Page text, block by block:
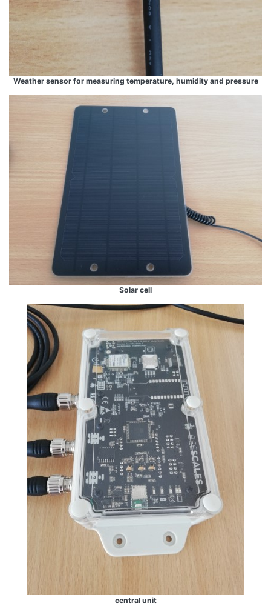
Weather sensor for measuring temperature, humidity and pressure
Solar cell
central unit